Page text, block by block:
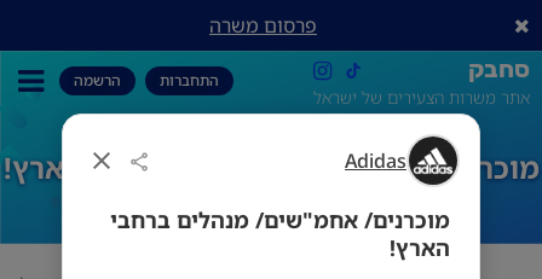
Adidas
מוכרנים/ אחמ"שים/ מנהלים ברחבי
הארץ!
פרסום משרה
סחבק
אתר משרות הצעירים של ישראל
התחברות הרשמה
מוכרנים/ אחמ"שים/ מנהלים ברחבי הארץ!